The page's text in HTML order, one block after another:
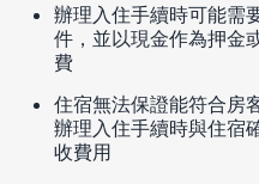
辦理入住手續時可能需
件，並以現金作為押金
費
住宿無法保證能符合房
辦理入住手續時與住宿
收費用